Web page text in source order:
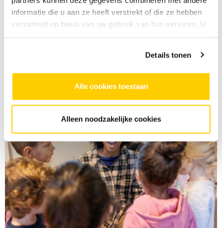
informatie die u aan ze heeft verstrekt of die ze hebben
verzameld op basis van uw gebruik van hun services. U
Details tonen
Alle cookies toestaan
Alleen noodzakelijke cookies
pijnlijk besluit ingegeven door noodzakelijke
bezuinigingen.